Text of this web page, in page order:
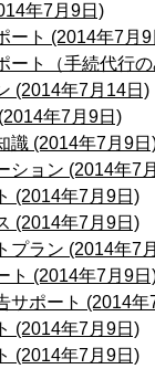
年7月9日)
ート (2014年7月9
ート（手続代行
(2014年7月14日)
年7月9日)
識 (2014年7月9日
ション (2014年7
(2014年7月9日)
(2014年7月9日)
プラン (2014年7
ト (2014年7月9日
サポート (2014年
(2014年7月9日)
(2014年7月9日)